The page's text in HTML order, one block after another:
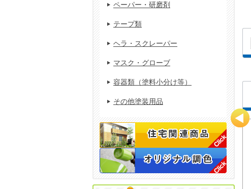
ペーパー・研磨剤
テープ類
ヘラ・スクレーパー
マスク・グローブ
容器類（塗料小分け等）
その他塗装用品